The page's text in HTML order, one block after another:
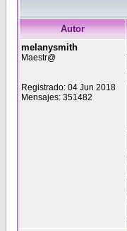
Autor
melanysmith
Maestr@
Registrado: 04 Jun 2018
Mensajes: 351482